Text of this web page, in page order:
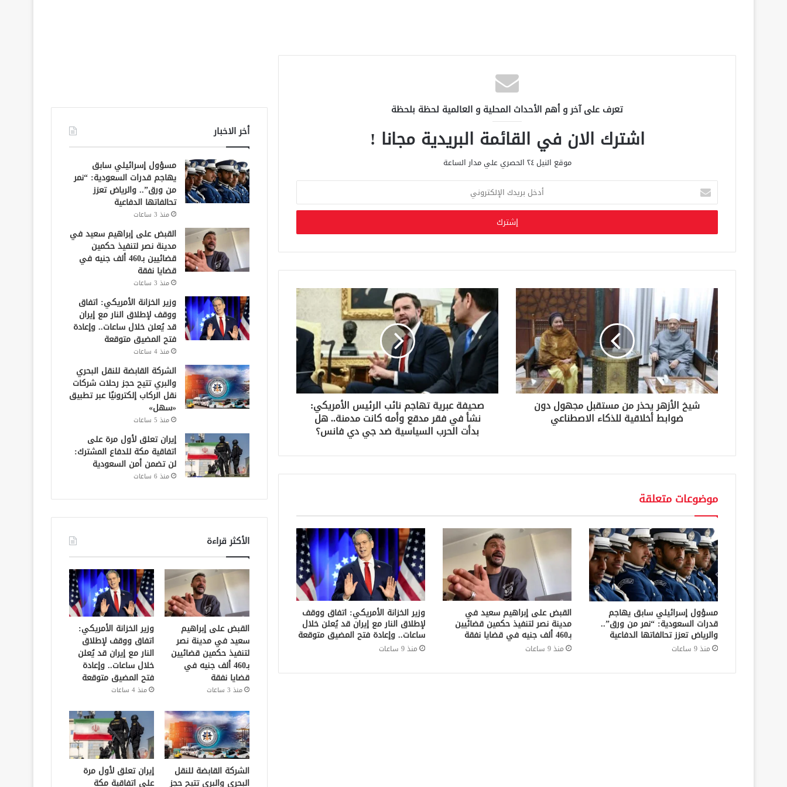
تعرف على آخر و أهم الأحداث المحلية و العالمية لحظة بلحظة
اشترك الان في القائمة البريدية مجانا !
موقع النيل ٢٤ الحصري علي مدار الساعة
خ
ب
ر
د
ك
ا
ل
إ
ل
ك
ت
ر
و
ن
شيخ الأزهر يحذر من مستقبل مجهول دون
ضوابط أخلاقية للذكاء الاصطناعي
صحيفة عبرية تهاجم نائب الرئيس الأمريكي:
نشأ في فقر مدقع وأمه كانت مدمنة.. هل
بدأت الحرب السياسية ضد جي دي فانس؟
موضوعات متعلقة
مسؤول إسرائيلي سابق يهاجم
قدرات السعودية: “نمر من ورق”..
والرياض تعزز تحالفاتها الدفاعية
منذ 9 ساعات
القبض على إبراهيم سعيد في
مدينة نصر لتنفيذ حكمين قضائيين
بـ460 ألف جنيه في قضايا نفقة
منذ 9 ساعات
وزير الخزانة الأمريكي: اتفاق ووقف
لإطلاق النار مع إيران قد يُعلن خلال
ساعات.. وإعادة فتح المضيق متوقعة
منذ 9 ساعات
أخر الاخبار
مسؤول إسرائيلي سابق
يهاجم قدرات السعودية: “نمر
من ورق”.. والرياض تعزز
تحالفاتها الدفاعية
منذ 3 ساعات
القبض على إبراهيم سعيد في
مدينة نصر لتنفيذ حكمين
قضائيين بـ460 ألف جنيه في
قضايا نفقة
منذ 3 ساعات
وزير الخزانة الأمريكي: اتفاق
ووقف لإطلاق النار مع إيران
قد يُعلن خلال ساعات.. وإعادة
فتح المضيق متوقعة
منذ 4 ساعات
الشركة القابضة للنقل البحري
والبري تتيح حجز رحلات شركات
نقل الركاب إلكترونيًا عبر تطبيق
«سهل»
منذ 5 ساعات
إيران تعلق لأول مرة على
اتفاقية مكة للدفاع المشترك:
لن تضمن أمن السعودية
منذ 6 ساعات
الأكثر قراءة
القبض على إبراهيم
سعيد في مدينة نصر
لتنفيذ حكمين قضائيين
بـ460 ألف جنيه في
قضايا نفقة
منذ 3 ساعات
وزير الخزانة الأمريكي:
اتفاق ووقف لإطلاق
النار مع إيران قد يُعلن
خلال ساعات.. وإعادة
فتح المضيق متوقعة
منذ 4 ساعات
الشركة القابضة للنقل
البحري والبري تتيح حجز
إيران تعلق لأول مرة
على اتفاقية مكة